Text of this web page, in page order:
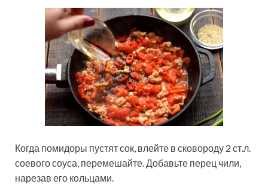
Когда помидоры пустят сок, влейте в сковороду 2 ст.л.
соевого соуса, перемешайте. Добавьте перец чили,
нарезав его кольцами.